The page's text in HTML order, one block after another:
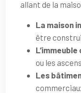
allant de la
La maison
être
ou les
Les